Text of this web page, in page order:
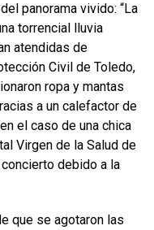
panorama vivido: “La
torrencial lluvia
atendidas de
Civil de Toledo,
ropa y mantas
a un calefactor de
el caso de una chica
Virgen de la Salud de
debido a la
que se agotaron las